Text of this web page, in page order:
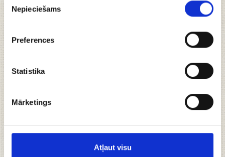
izvēle
Nepieciešams
Preferences
Statistika
Mārketings
Atļaut visu
Zeltainie labības lauki izauklējuši Latvijas
lepnumu – rudzu maizi, bet ikviens latvietis zina
balzama maģisko iedarbību. Apvienojot šīs divas
vērtības, ir radīta izsmalcināta plāna un pildīta
identitātes spēku. Pilnveidojot tradicionālās
jaunu, radīta unikāla recepte ar neaizmirstamu